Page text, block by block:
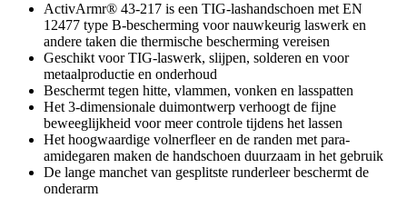
ActivArmr® 43-217 is een TIG-lashandschoen met EN
12477 type B-bescherming voor nauwkeurig laswerk en
andere taken die thermische bescherming vereisen
Geschikt voor TIG-laswerk, slijpen, solderen en voor
metaalproductie en onderhoud
Beschermt tegen hitte, vlammen, vonken en lasspatten
Het 3-dimensionale duimontwerp verhoogt de fijne
beweeglijkheid voor meer controle tijdens het lassen
Het hoogwaardige volnerfleer en de randen met para-
amidegaren maken de handschoen duurzaam in het gebruik
De lange manchet van gesplitste runderleer beschermt de
onderarm